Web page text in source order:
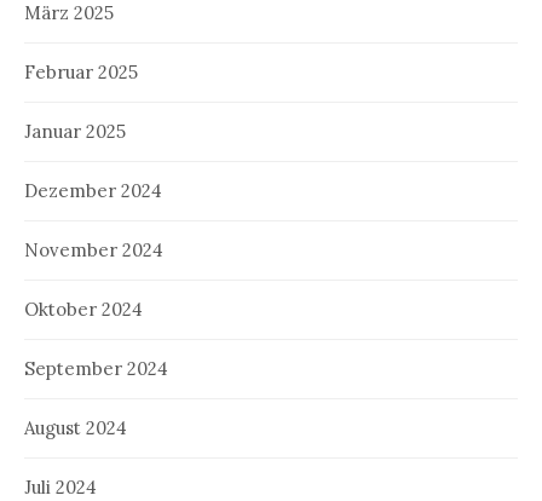
März 2025
Februar 2025
Januar 2025
Dezember 2024
November 2024
Oktober 2024
September 2024
August 2024
Juli 2024